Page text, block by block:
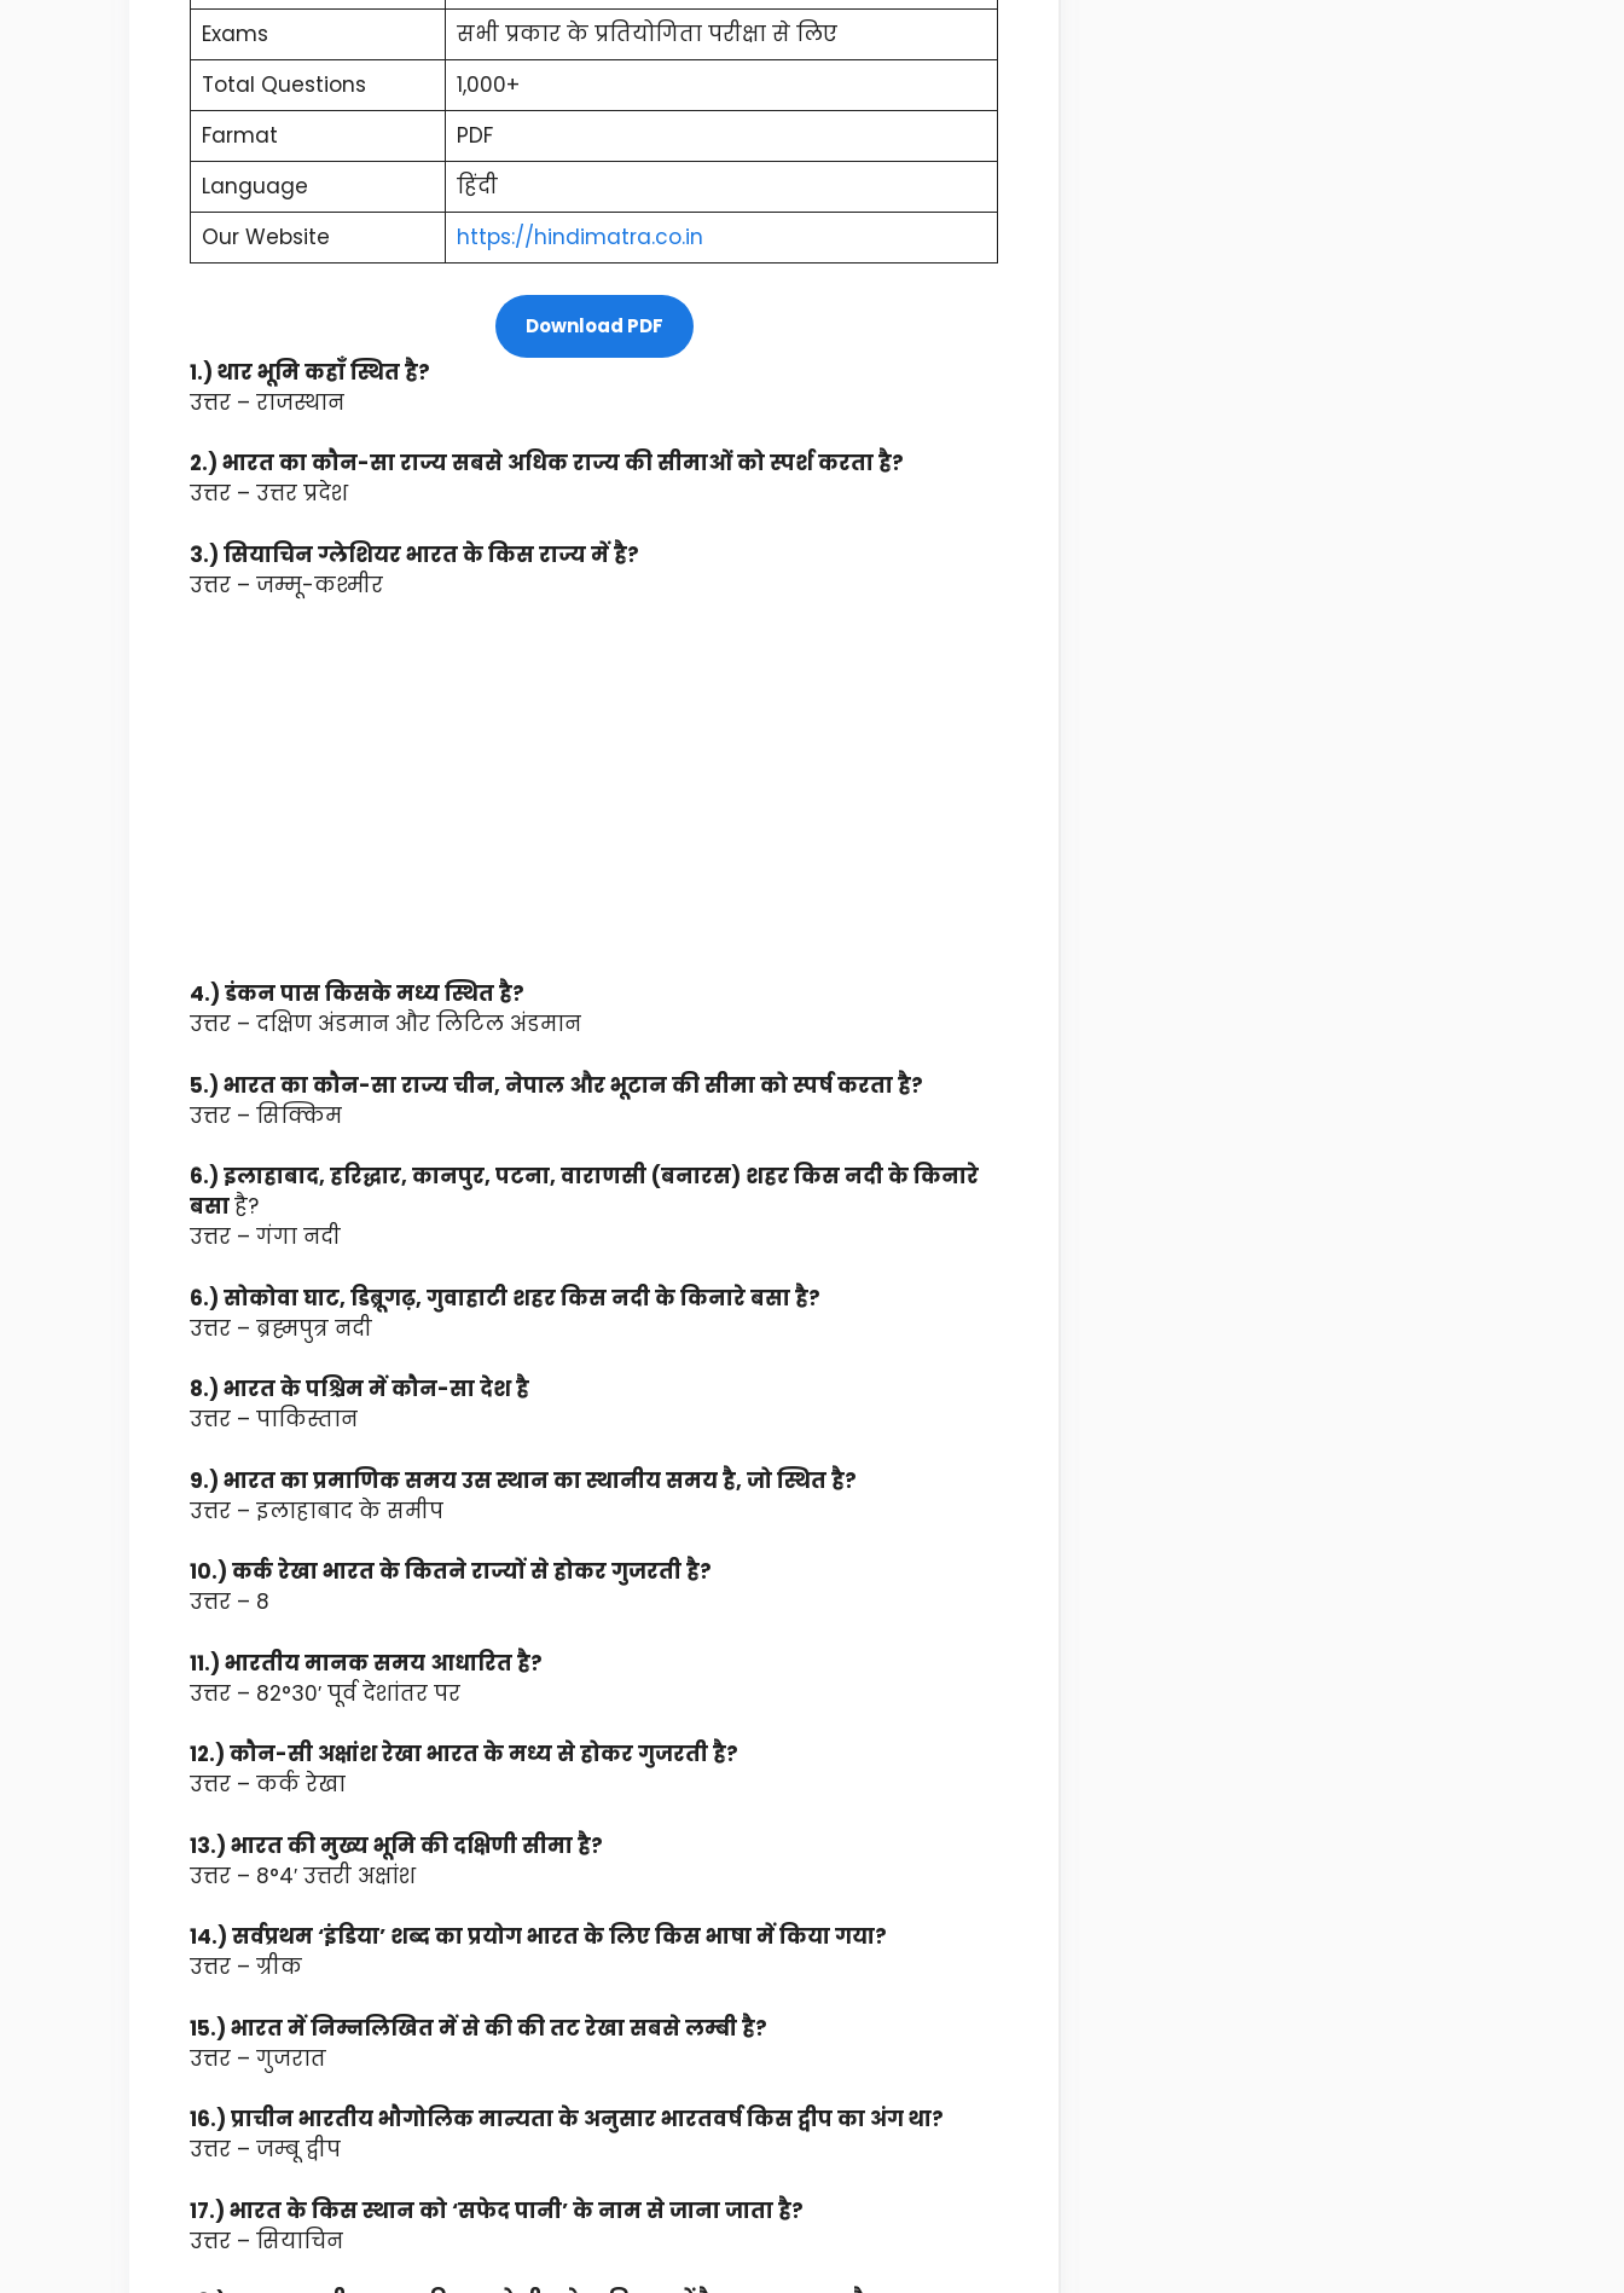
Exams
सभी प्रकार के प्रतियोगिता परीक्षा से लिए
Total Questions
1,000+
Farmat
PDF
Language
हिंदी
Our Website
https://hindimatra.co.in
Download PDF
1.) थार भूमि कहाँ स्थित है?
उत्तर – राजस्थान
2.) भारत का कौन-सा राज्य सबसे अधिक राज्य की सीमाओं को स्पर्श करता है?
उत्तर – उत्तर प्रदेश
3.) सियाचिन ग्लेशियर भारत के किस राज्य में है?
उत्तर – जम्मू-कश्मीर
4.) डंकन पास किसके मध्य स्थित है?
उत्तर – दक्षिण अंडमान और लिटिल अंडमान
5.) भारत का कौन-सा राज्य चीन, नेपाल और भूटान की सीमा को स्पर्ष करता है?
उत्तर – सिक्किम
6.) इलाहाबाद, हरिद्धार, कानपुर, पटना, वाराणसी (बनारस) शहर किस नदी के किनारे
बसाहै?
उत्तर – गंगा नदी
6.) सोकोवा घाट, डिब्रूगढ़, गुवाहाटी शहर किस नदी के किनारे बसा है?
उत्तर – ब्रह्मपुत्र नदी
8.) भारत के पश्चिम में कौन-सा देश है
उत्तर – पाकिस्तान
9.) भारत का प्रमाणिक समय उस स्थान का स्थानीय समय है, जो स्थित है?
उत्तर – इलाहाबाद के समीप
10.) कर्क रेखा भारत के कितने राज्यों से होकर गुजरती है?
उत्तर – 8
11.) भारतीय मानक समय आधारित है?
उत्तर – 82°30′ पूर्व देशांतर पर
12.) कौन-सी अक्षांश रेखा भारत के मध्य से होकर गुजरती है?
उत्तर – कर्क रेखा
13.) भारत की मुख्य भूमि की दक्षिणी सीमा है?
उत्तर – 8°4′ उत्तरी अक्षांश
14.) सर्वप्रथम ‘इंडिया’ शब्द का प्रयोग भारत के लिए किस भाषा में किया गया?
उत्तर – ग्रीक
15.) भारत में निम्नलिखित में से की की तट रेखा सबसे लम्बीहै?
उत्तर – गुजरात
16.) प्राचीन भारतीय भौगोलिक मान्यता के अनुसार भारतवर्ष किस द्वीप का अंग था?
उत्तर – जम्बू द्वीप
17.) भारत के किस स्थान को ‘सफेद पानी’ के नाम से जाना जाता है?
उत्तर – सियाचिन